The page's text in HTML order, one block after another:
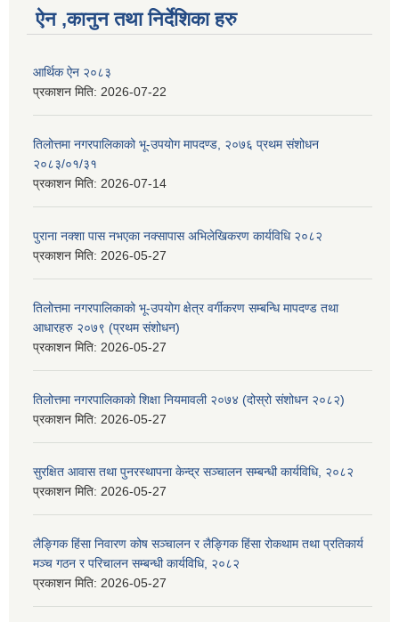
ऐन ,कानुन तथा निर्देशिका हरु
आर्थिक ऐन २०८३
प्रकाशन मिति: 2026-07-22
तिलोत्तमा नगरपालिकाको भू-उपयोग मापदण्ड, २०७६ प्रथम संशोधन
२०८३/०१/३१
प्रकाशन मिति: 2026-07-14
पुराना नक्शा पास नभएका नक्सापास अभिलेखिकरण कार्यविधि २०८२
प्रकाशन मिति: 2026-05-27
तिलोत्तमा नगरपालिकाको भू-उपयोग क्षेत्र वर्गीकरण सम्बन्धि मापदण्ड तथा
आधारहरु २०७९ (प्रथम संशोधन)
प्रकाशन मिति: 2026-05-27
तिलोत्तमा नगरपालिकाको शिक्षा नियमावली २०७४ (दोस्रो संशोधन २०८२)
प्रकाशन मिति: 2026-05-27
सुरक्षित आवास तथा पुनरस्थापना केन्द्र सञ्चालन सम्बन्धी कार्यविधि, २०८२
प्रकाशन मिति: 2026-05-27
लैङ्गिक हिंसा निवारण कोष सञ्चालन र लैङ्गिक हिंसा रोकथाम तथा प्रतिकार्य
मञ्च गठन र परिचालन सम्बन्धी कार्यविधि, २०८२
प्रकाशन मिति: 2026-05-27